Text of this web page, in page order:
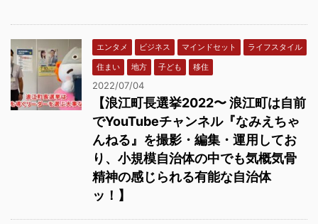
エンタメ ビジネス マインドセット
ライフスタイル
住まい
地方 子ども 移住
2022/07/04
【浪江町長選挙2022〜 浪江町は自前
でYouTubeチャンネル『なみえちゃ
んねる』を撮影・編集・運用してお
り、小規模自治体の中でも気概気骨
精神の感じられる有能な自治体
ッ！】